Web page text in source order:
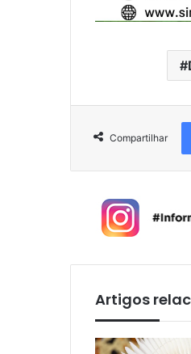
Compartilhar
Artigos